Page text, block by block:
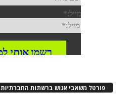
פורטל משאבי אנוש ברשתות החברתיות